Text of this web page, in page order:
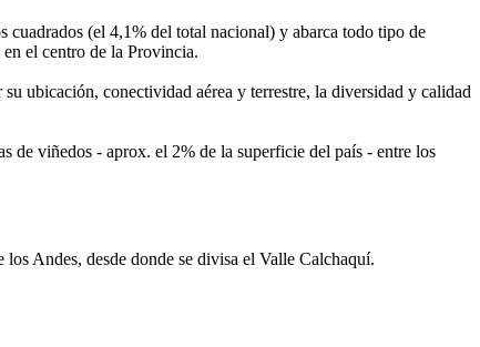
(el 4,1% del total nacional) y abarca todo tipo de
en el centro de la Provincia.
ubicación, conectividad aérea y terrestre, la diversidad y calidad
de viñedos - aprox. el 2% de la superficie del país - entre los
Andes, desde donde se divisa el Valle Calchaquí.